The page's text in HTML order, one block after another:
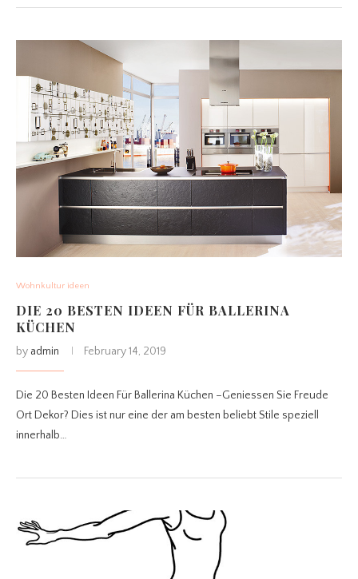
Wohnkultur ideen
DIE 20 BESTEN IDEEN FÜR BALLERINA
KÜCHEN
by admin February 14, 2019
Die 20 Besten Ideen Für Ballerina Küchen –Geniessen Sie Freude
Ort Dekor? Dies ist nur eine der am besten beliebt Stile speziell
innerhalb…